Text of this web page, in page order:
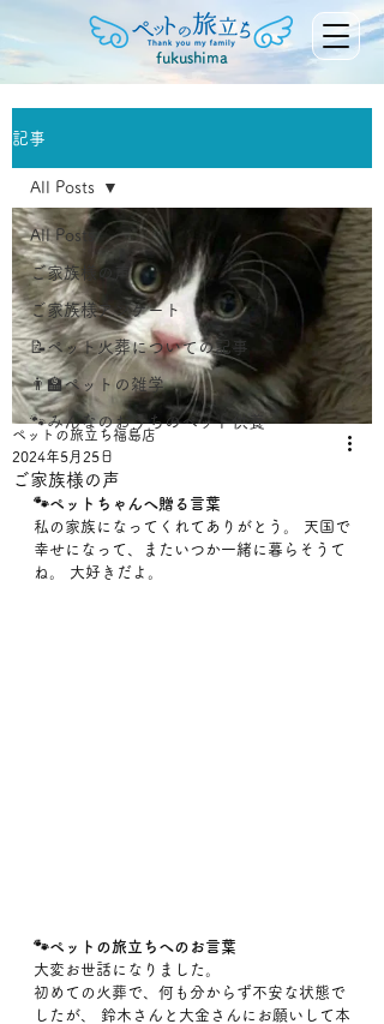
fukushima
記事
All Posts
ご家族様の声
ご家族様アンケート
📝ペット火葬についての記事
👨‍🏫ペットの雑学
🐾みんなのおうちのペット供養
All Posts
ご家族様の声
ペットの旅立ち福島店
2024年5月25日
🐾ペットちゃんへ贈る言葉
私の家族になってくれてありがとう。 天国で
幸せになって、またいつか一緒に暮らそうて
ね。 大好きだよ。
🐾ペットの旅立ちへのお言葉
大変お世話になりました。
初めての火葬で、何も分からず不安な状態で
したが、 鈴木さんと大金さんにお願いして本